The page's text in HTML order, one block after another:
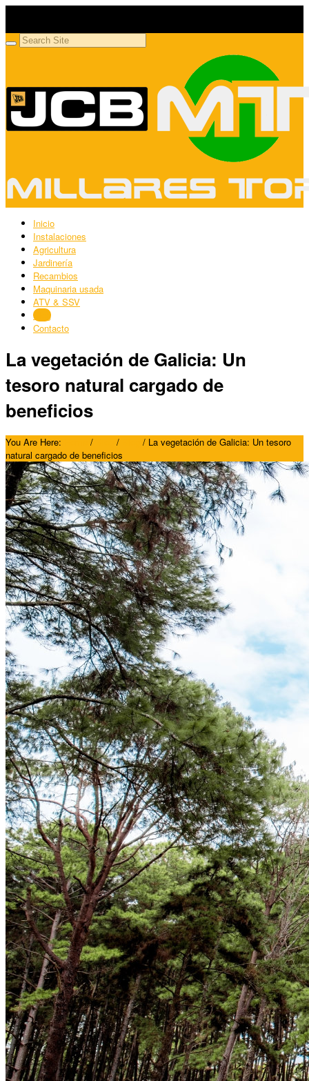
Inicio
Instalaciones
Agricultura
Jardinería
Recambios
Maquinaria usada
ATV & SSV
Blog
Contacto
La vegetación de Galicia: Un
tesoro natural cargado de
beneficios
You Are Here: / / / La vegetación de Galicia: Un tesoro
natural cargado de beneficios